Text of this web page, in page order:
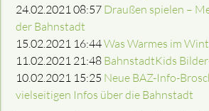
24.02.2021 08:57 Draußen spielen –
der Bahnstadt
15.02.2021 16:44Was Warmes im
11.02.2021 21:48 BahnstadtKids
10.02.2021 15:25 Neue BAZ-Info-
vielseitigen Infos über die Bahnstadt